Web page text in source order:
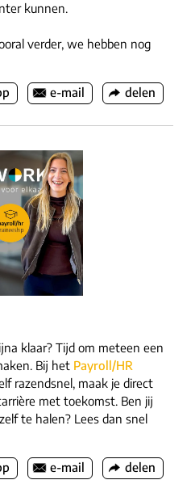
kunnen.
verder, we hebben nog
e-mail delen
klaar? Tijd om meteen een
Bij het Payroll/HR
razendsnel, maak je direct
met toekomst. Ben jij
te halen? Lees dan snel
e-mail delen